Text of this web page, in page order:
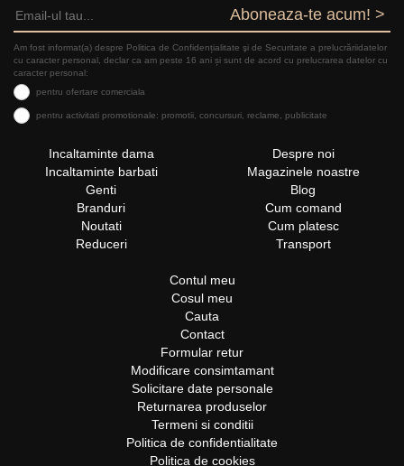
Aboneaza-te acum! >
Am fost informat(a) despre Politica de Confidențialitate şi de Securitate a prelucrăriidatelor
cu caracter personal, declar ca am peste 16 ani și sunt de acord cu prelucrarea datelor cu
caracter personal:
pentru ofertare comerciala
pentru activitati promotionale: promotii, concursuri, reclame, publicitate
Incaltaminte dama
Incaltaminte barbati
Genti
Branduri
Noutati
Reduceri
Despre noi
Magazinele noastre
Blog
Cum comand
Cum platesc
Transport
Contul meu
Cosul meu
Cauta
Contact
Formular retur
Modificare consimtamant
Solicitare date personale
Returnarea produselor
Termeni si conditii
Politica de confidentialitate
Politica de cookies